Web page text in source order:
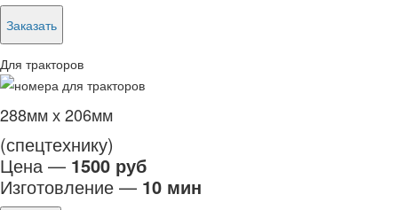
Заказать
Для тракторов
288мм х 206мм
(спецтехнику)
Цена — 1500 руб
Изготовление — 10 мин